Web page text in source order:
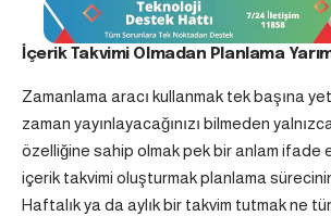
İçerik Takvimi Olmadan Planlama
Zamanlama aracı kullanmak tek başına
zaman yayınlayacağınızı bilmeden
özelliğine sahip olmak pek bir anlam ifade
içerik takvimi oluşturmak planlama
Haftalık ya da aylık bir takvim tutmak ne